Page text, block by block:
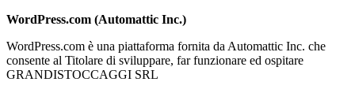
WordPress.com (Automattic Inc.)
WordPress.com è una piattaforma fornita da Automattic Inc. che
consente al Titolare di sviluppare, far funzionare ed ospitare
GRANDISTOCCAGGI SRL